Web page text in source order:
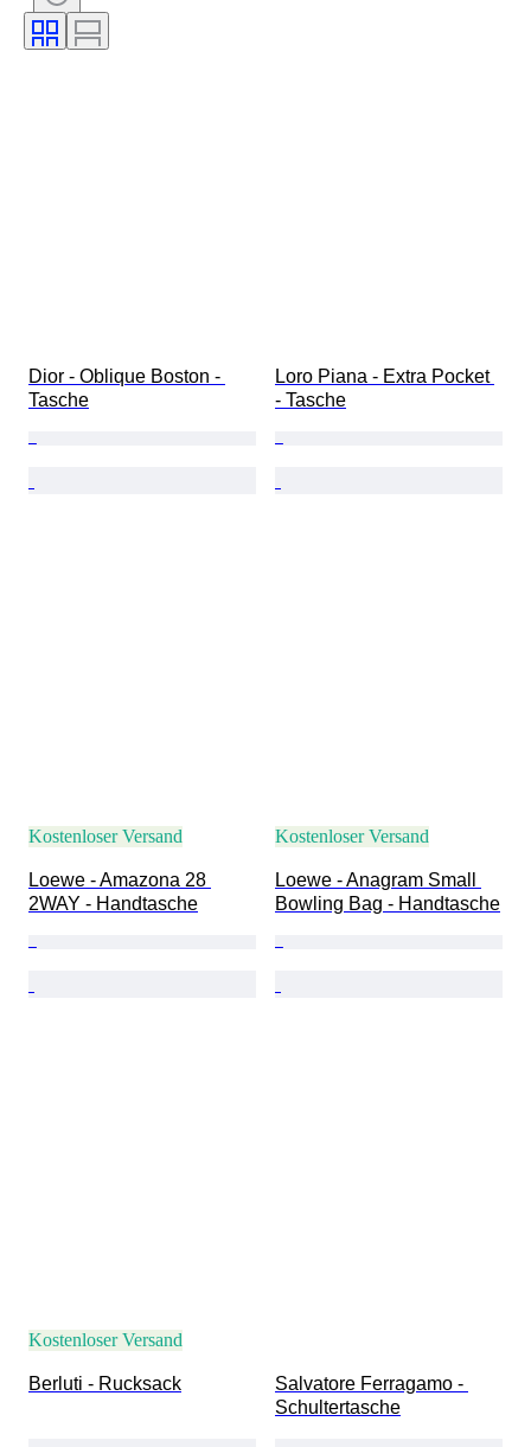
Accessoires enthalten
Epoche
Dior - Oblique Boston -
Tasche
Loro Piana - Extra Pocket
- Tasche
Kostenloser Versand
Loewe - Amazona 28
2WAY - Handtasche
Kostenloser Versand
Loewe - Anagram Small
Bowling Bag - Handtasche
Kostenloser Versand
Berluti - Rucksack
Salvatore Ferragamo -
Schultertasche